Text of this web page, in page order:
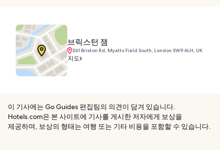
브릭스턴 잼
261 Brixton Rd, Myatts Field South, London SW9 6LH, UK
지도
이 기사에는 Go Guides 편집팀의 의견이 담겨 있습니다.
Hotels.com은 본 사이트에 기사를 게시한 저자에게 보상을
제공하며, 보상의 형태는 여행 또는 기타 비용을 포함할 수 있습니다.